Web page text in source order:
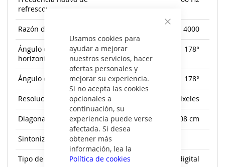
Cerrar
Usamos cookies para
ayudar a mejorar
nuestros servicios, hacer
ofertas personales y
mejorar su experiencia.
Si no acepta las cookies
opcionales a
continuación, su
experiencia puede verse
afectada. Si desea
obtener más
información, lea la
Política de cookies
refresco:
Razón de contraste (típica): 4000
Ángulo de visión,
horizontal:
178°
Ángulo de visión, vertical: 178°
Resolución de la pantalla: 3840 x 2160 Pixeles
Diagonal de pantalla: 108 cm
Sintonizador de la TV:
Tipo de sintonizador: Analógico y digital